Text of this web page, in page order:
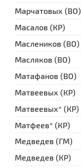
Марчатовых (ВО)
Масалов (КР)
Маслеников (ВО)
Масляков (ВО)
Матафанов (ВО)
Матвеевых (КР)
Матвеевых* (КР)
Матфеев* (КР)
Медведев (ГМ)
Медведев (КР)